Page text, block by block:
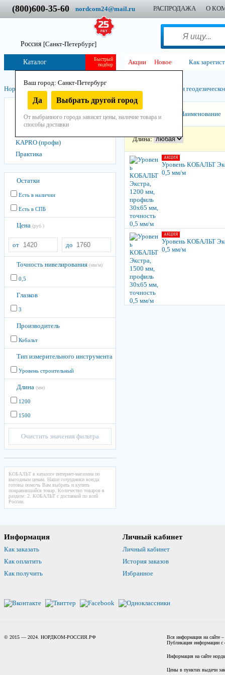
(800)600-35-60 nordcom24@mail.ru РАСПРОДАЖА О
Россия [Санкт-Петербург]
Ваш город: Санкт-Петербург
Да Выбрать другой город
От выбранного города зависят цены, наличие товара и
способы доставки
Быстрый
подбор
Каталог Акции Новое Как
Нордком Инструмент Ручной / Измерительный инструмент и
КОБАЛЬТ
KRAFTOOL
KAPRO (профи)
Практика
Остатки
Есть в наличии
Есть в СПБ
Цена (руб.)
от до
Точность нивелирования (мм/м)
0,5
Глазков
3
Производитель
Кобальт
Тип измерительного инструмента
Уровень строительный
Длина (мм)
1200
1500
Очистить значения фильтра
КОБАЛЬТ в каталоге интернет-магазина по
выгодным ценам. Наши сотрудники всегда
готовы помочь Вам выбрать и купить
понравившийся товар. Количество товаров в
разделе: 2. КОБАЛЬТ с доставкой по всей
России.
Наименование
Длина:
АКЦИЯ
Уровень КОБАЛЬТ
0,5 мм/м
АКЦИЯ
Уровень КОБАЛЬТ
0,5 мм/м
Информация
Как заказать
Как оплатить
Как получить
Личный кабинет
Личный кабинет
История заказов
Избранное
© 2015 — 2024. НОРДКОМ-РОССИЯ.РФ
Вся информация на сайте –
Публикация информации с
Информация на сайте
Цены в пунктах выдачи